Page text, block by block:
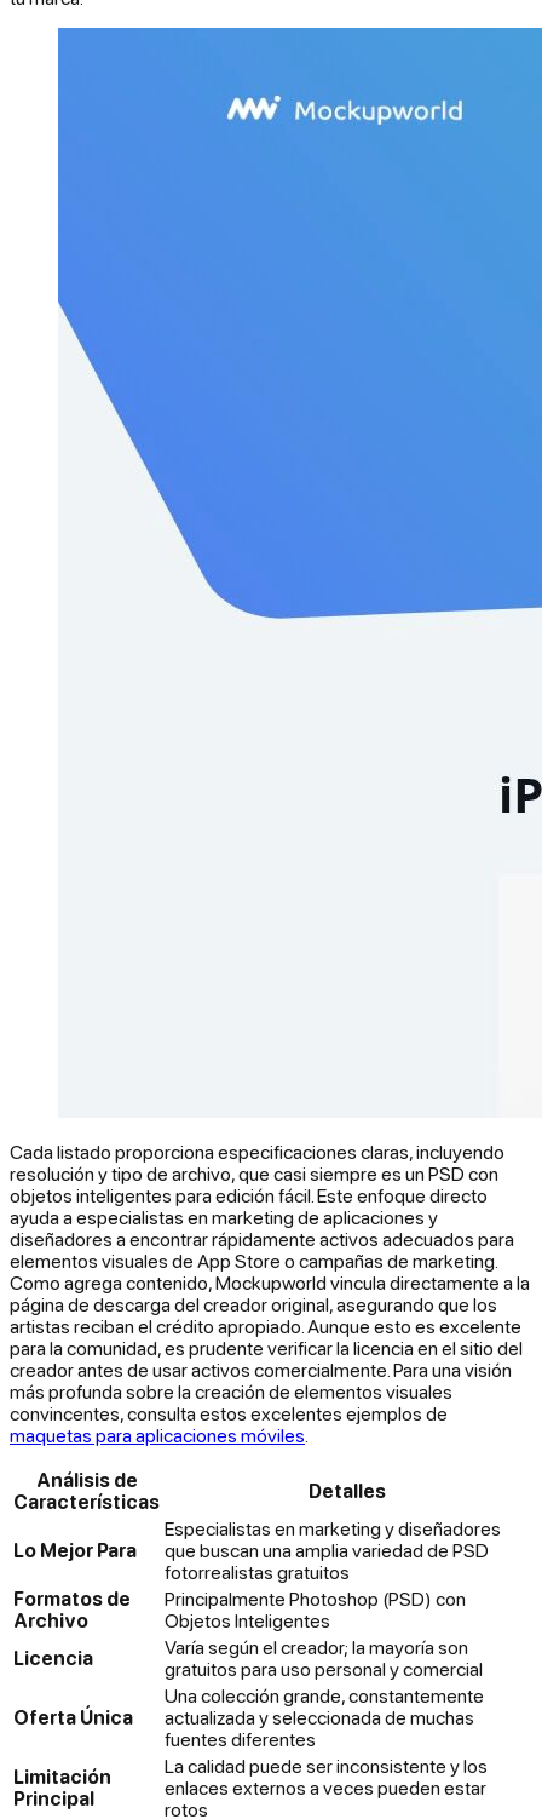
Cada listado proporciona especificaciones claras, incluyendo
resolución y tipo de archivo, que casi siempre es un PSD con
objetos inteligentes para edición fácil. Este enfoque directo
ayuda a especialistas en marketing de aplicaciones y
diseñadores a encontrar rápidamente activos adecuados para
elementos visuales de App Store o campañas de marketing.
Como agrega contenido, Mockupworld vincula directamente a la
página de descarga del creador original, asegurando que los
artistas reciban el crédito apropiado. Aunque esto es excelente
para la comunidad, es prudente verificar la licencia en el sitio del
creador antes de usar activos comercialmente. Para una visión
más profunda sobre la creación de elementos visuales
convincentes, consulta estos excelentes ejemplos de
maquetas para aplicaciones móviles
Análisis de
Características
Detalles
Lo Mejor Para
Especialistas en marketing y diseñadores
que buscan una amplia variedad de PSD
fotorrealistas gratuitos
Formatos de
Archivo
Principalmente Photoshop (PSD) con
Objetos Inteligentes
Licencia
Varía según el creador; la mayoría son
gratuitos para uso personal y comercial
Oferta Única
Una colección grande, constantemente
actualizada y seleccionada de muchas
fuentes diferentes
Limitación
Principal
La calidad puede ser inconsistente y los
enlaces externos a veces pueden estar
rotos